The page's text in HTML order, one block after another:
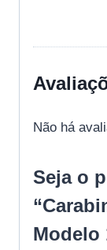
Não há
Seja o
Modelo